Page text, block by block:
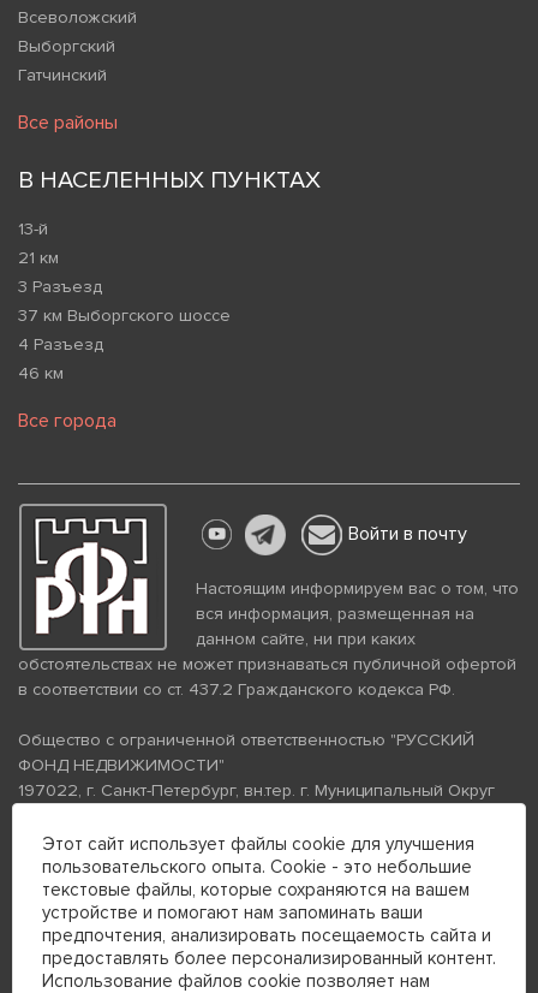
Всеволожский
Выборгский
Гатчинский
Все районы
В НАСЕЛЕННЫХ ПУНКТАХ
13-й
21 км
3 Разъезд
37 км Выборгского шоссе
4 Разъезд
46 км
Все города
Войти в почту
Настоящим информируем вас о том, что
вся информация, размещенная на
данном сайте, ни при каких
обстоятельствах не может признаваться публичной офертой
в соответствии со ст. 437.2 Гражданского кодекса РФ.
Общество с ограниченной ответственностью "РУССКИЙ
ФОНД НЕДВИЖИМОСТИ"
197022, г. Санкт-Петербург, вн.тер. г. Муниципальный Округ
помещение 26Н, комната 103
ИНН 7813672570 КПП 781301001 ОГРН 1237800058870
Политика конфиденциальности
Политика обработки
персональных данных
Телефон для связи:
+7 (812) 200-99-98
Этот сайт использует файлы cookie для улучшения
пользовательского опыта. Cookie - это небольшие
текстовые файлы, которые сохраняются на вашем
устройстве и помогают нам запоминать ваши
предпочтения, анализировать посещаемость сайта и
предоставлять более персонализированный контент.
Использование файлов cookie позволяет нам